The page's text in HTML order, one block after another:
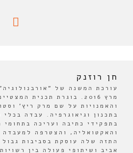
חן רוזנק
מרץ 2016. בוגרת תכנית
והאמנויות על שם מרק ריץ'
בתכנון וגיאוגרפיה. עבדה
בתפקידי כתיבה ועריכה בתחומי
התזה שלה עוסקת בסביבות גבול
אביב ושיתופי פעולה בין